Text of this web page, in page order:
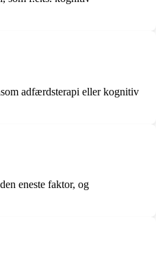
adfærdsterapi eller kognitiv
eneste faktor, og